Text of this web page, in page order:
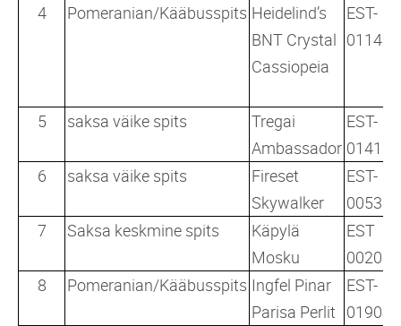
4 Pomeranian/Kääbusspits Heidelind’s
BNT Crystal
Cassiopeia
EST-
5 saksa väike spits
Tregai
Ambassador
EST-
6
saksa väike spits
Fireset
Skywalker
EST-
7
Saksa keskmine spits
Käpylä
Mosku
EST
8
Pomeranian/Kääbusspits Ingfel Pinar
Parisa Perlit
EST-